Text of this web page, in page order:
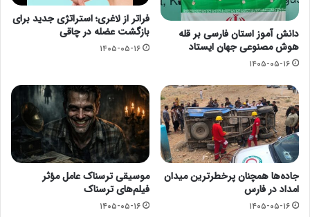
دانش آموز استان فارسی بر قله
هوش مصنوعی جهان ایستاد
۱۴۰۵-۰۵-۱۶
فراتر از لاغری؛ استراتژی جدید برای
بازگشت عضله در چاقی
۱۴۰۵-۰۵-۱۶
جاده‌ها همچنان پرخطرترین میدان
امداد در فارس
۱۴۰۵-۰۵-۱۶
موسیقی ترسناک عامل مؤثر
فیلم‌های ترسناک
۱۴۰۵-۰۵-۱۶